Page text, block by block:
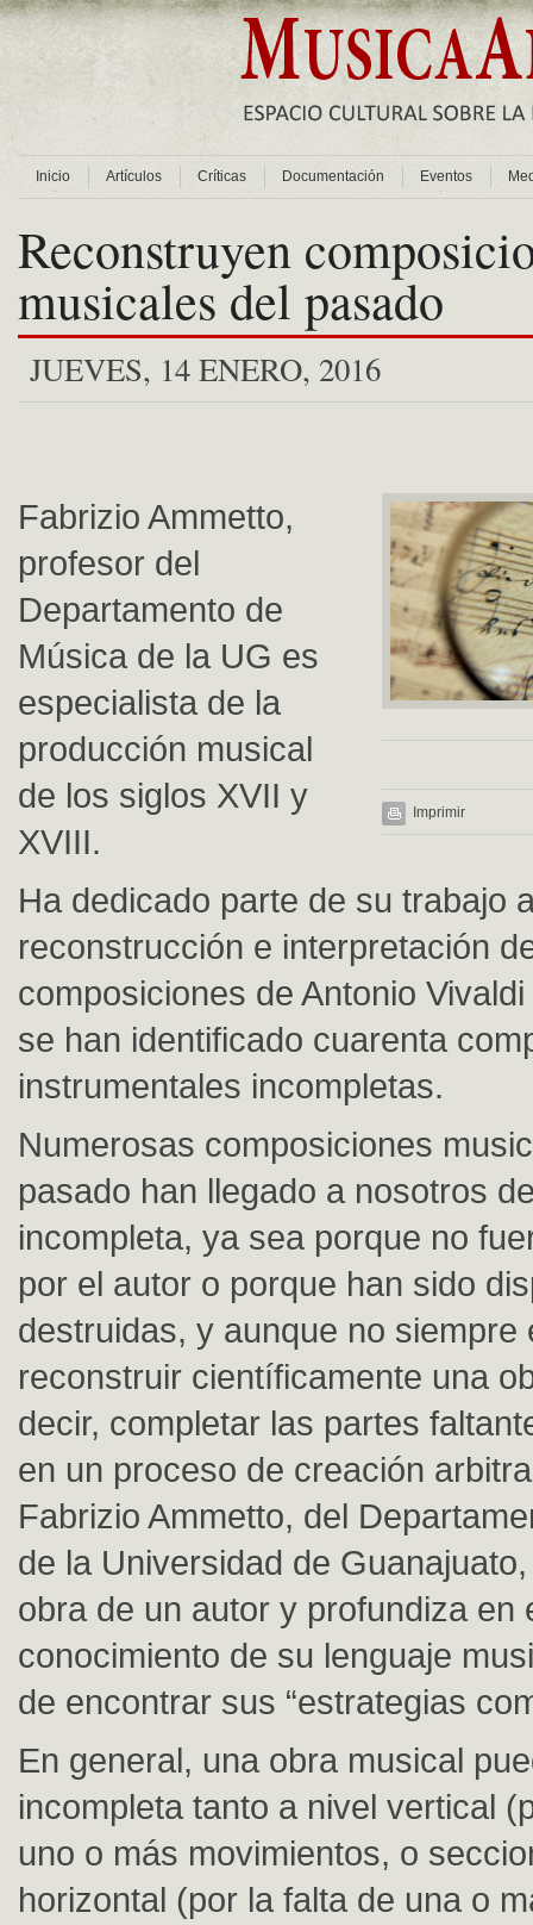
Inicio Artículos Críticas Documentación Eventos
Reconstruyen
musicales del pasado
JUEVES, 14 ENERO, 2016
Imprimir
Fabrizio Ammetto,
profesor del
Departamento de
Música de la UG es
especialista de la
producción musical
de los siglos XVII y
XVIII.
Ha dedicado parte de su trabajo
reconstrucción e interpretación
composiciones de Antonio
se han identificado cuarenta
instrumentales incompletas.
Numerosas composiciones
pasado han llegado a nosotros
incompleta, ya sea porque no
por el autor o porque han sido
destruidas, y aunque no siempre
reconstruir científicamente una
decir, completar las partes
en un proceso de creación
Fabrizio Ammetto, del
de la Universidad de
obra de un autor y profundiza en
conocimiento de su lenguaje
de encontrar sus “estrategias
En general, una obra musical
incompleta tanto a nivel vertical
uno o más movimientos, o
horizontal (por la falta de una o